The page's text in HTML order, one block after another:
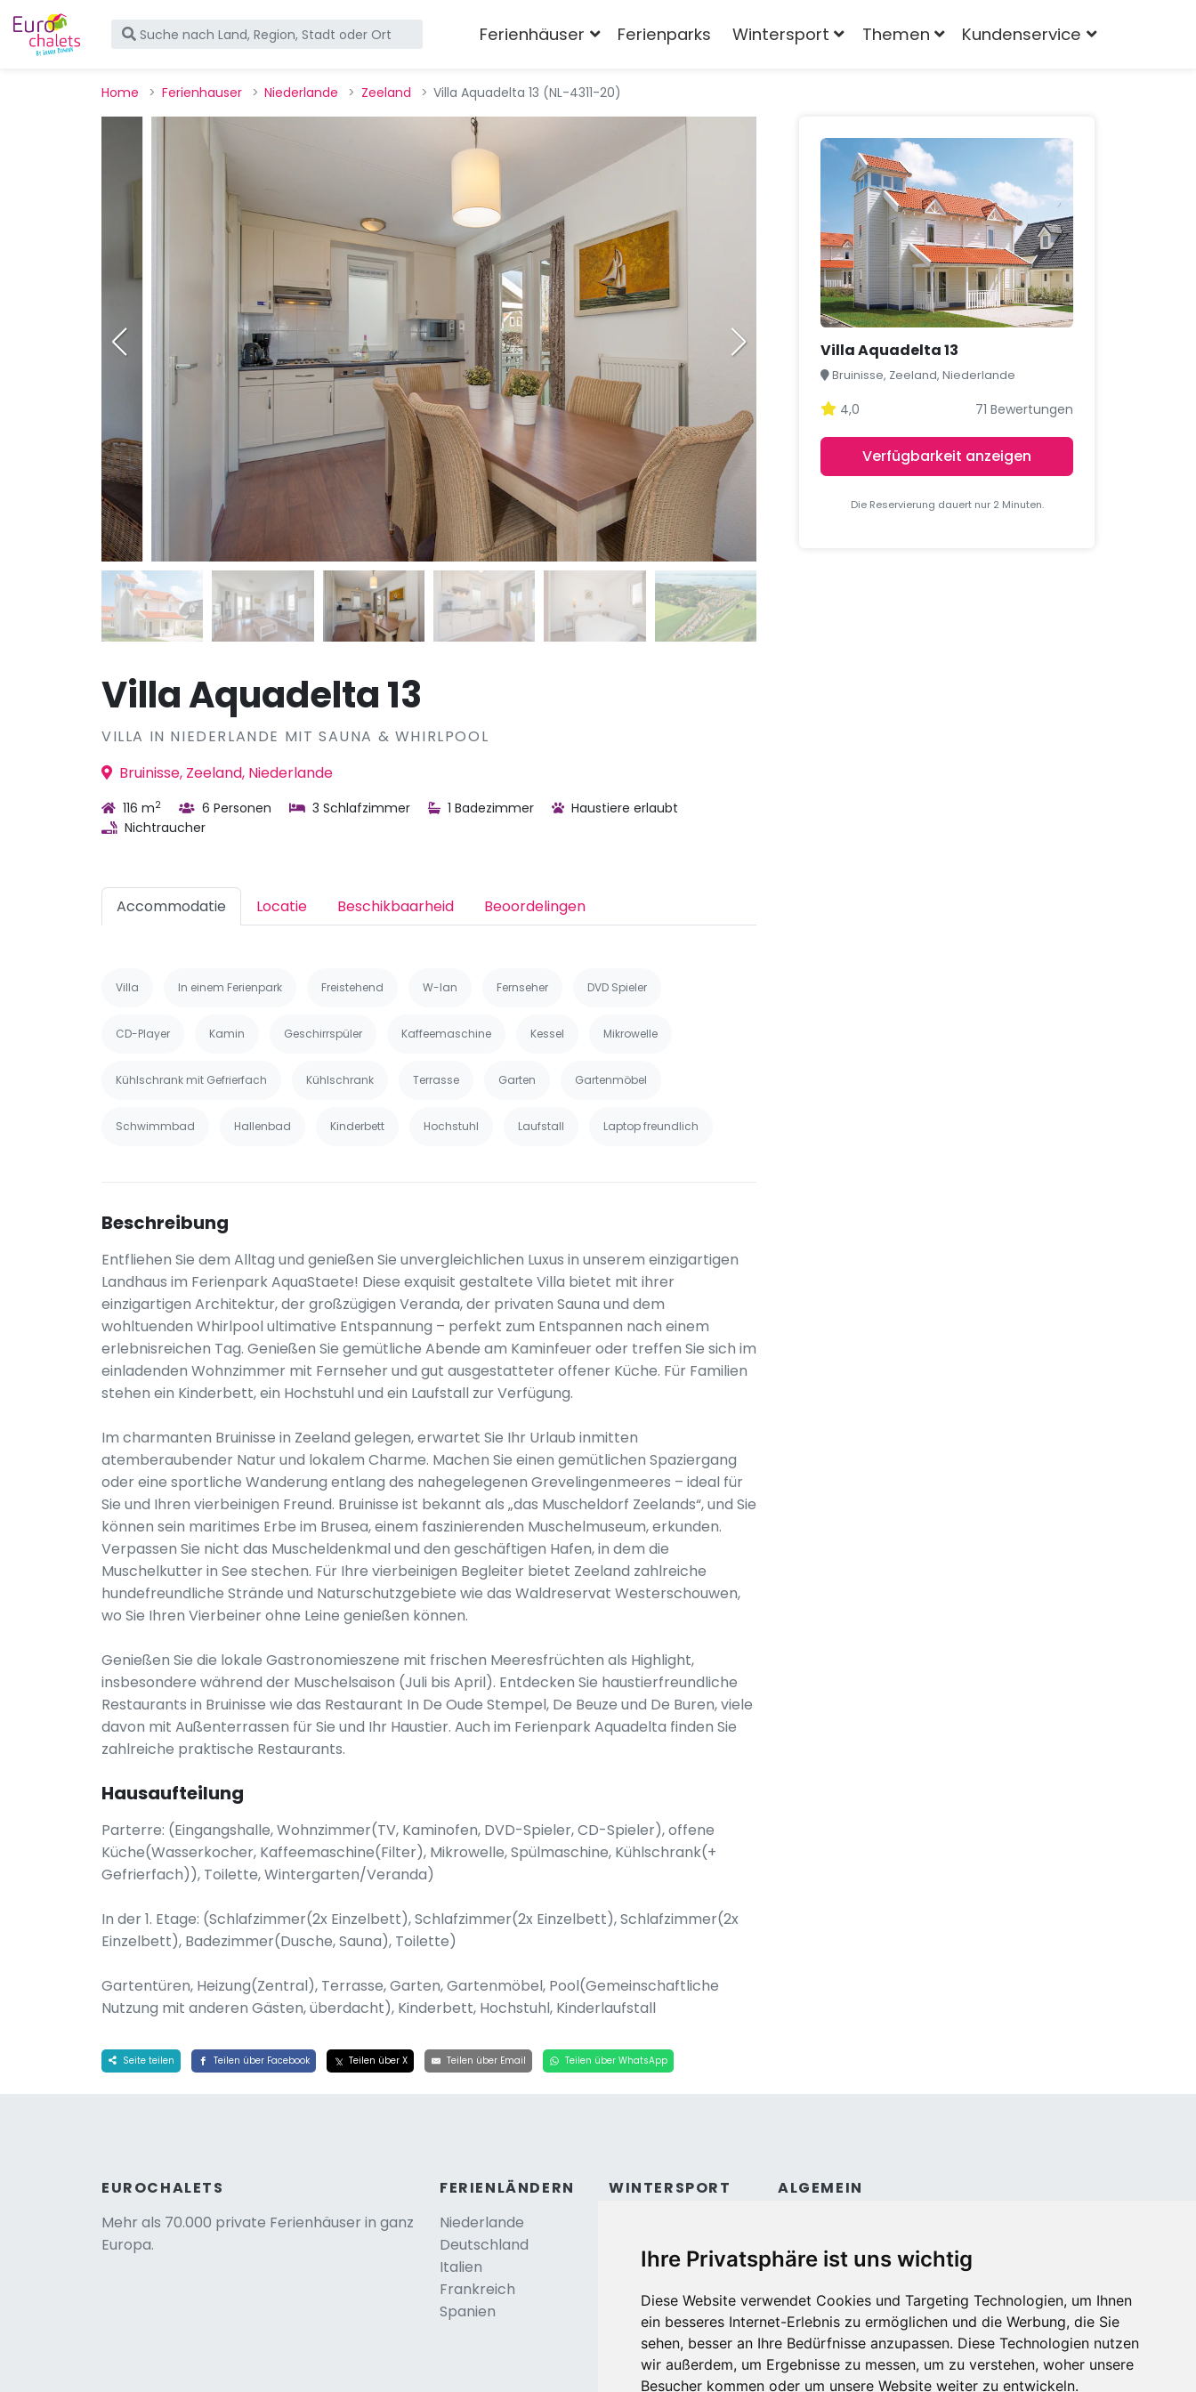
Ihre Privatsphäre ist uns wichtig
Diese Website verwendet Cookies und Targeting Technologien, um Ihnen
ein besseres Internet-Erlebnis zu ermöglichen und die Werbung, die Sie
sehen, besser an Ihre Bedürfnisse anzupassen. Diese Technologien nutzen
wir außerdem, um Ergebnisse zu messen, um zu verstehen, woher unsere
Besucher kommen oder um unsere Website weiter zu entwickeln.
Ferienhäuser Ferienparks Wintersport Themen Kundenservice
Home Ferienhauser Niederlande Zeeland Villa Aquadelta 13 (NL-4311-20)
Villa Aquadelta 13
VILLA IN NIEDERLANDE MIT SAUNA & WHIRLPOOL
Bruinisse, Zeeland, Niederlande
116 m2 6 Personen 3 Schlafzimmer 1 Badezimmer
Haustiere erlaubt
Nichtraucher
Accommodatie Locatie Beschikbaarheid Beoordelingen
Villa In einem Ferienpark Freistehend W-lan Fernseher DVD Spieler
CD-Player Kamin Geschirrspüler Kaffeemaschine Kessel Mikrowelle
Kühlschrank mit Gefrierfach Kühlschrank Terrasse Garten Gartenmöbel
Schwimmbad Hallenbad Kinderbett Hochstuhl Laufstall Laptop freundlich
Beschreibung
Entfliehen Sie dem Alltag und genießen Sie unvergleichlichen Luxus in unserem einzigartigen
Landhaus im Ferienpark AquaStaete! Diese exquisit gestaltete Villa bietet mit ihrer
einzigartigen Architektur, der großzügigen Veranda, der privaten Sauna und dem
wohltuenden Whirlpool ultimative Entspannung – perfekt zum Entspannen nach einem
erlebnisreichen Tag. Genießen Sie gemütliche Abende am Kaminfeuer oder treffen Sie sich im
einladenden Wohnzimmer mit Fernseher und gut ausgestatteter offener Küche. Für Familien
stehen ein Kinderbett, ein Hochstuhl und ein Laufstall zur Verfügung.
Im charmanten Bruinisse in Zeeland gelegen, erwartet Sie Ihr Urlaub inmitten
atemberaubender Natur und lokalem Charme. Machen Sie einen gemütlichen Spaziergang
oder eine sportliche Wanderung entlang des nahegelegenen Grevelingenmeeres – ideal für
Sie und Ihren vierbeinigen Freund. Bruinisse ist bekannt als „das Muscheldorf Zeelands“, und Sie
können sein maritimes Erbe im Brusea, einem faszinierenden Muschelmuseum, erkunden.
Verpassen Sie nicht das Muscheldenkmal und den geschäftigen Hafen, in dem die
Muschelkutter in See stechen. Für Ihre vierbeinigen Begleiter bietet Zeeland zahlreiche
hundefreundliche Strände und Naturschutzgebiete wie das Waldreservat Westerschouwen,
wo Sie Ihren Vierbeiner ohne Leine genießen können.
Genießen Sie die lokale Gastronomieszene mit frischen Meeresfrüchten als Highlight,
insbesondere während der Muschelsaison (Juli bis April). Entdecken Sie haustierfreundliche
Restaurants in Bruinisse wie das Restaurant In De Oude Stempel, De Beuze und De Buren, viele
davon mit Außenterrassen für Sie und Ihr Haustier. Auch im Ferienpark Aquadelta finden Sie
zahlreiche praktische Restaurants.
Hausaufteilung
Parterre: (Eingangshalle, Wohnzimmer(TV, Kaminofen, DVD-Spieler, CD-Spieler), offene
Küche(Wasserkocher, Kaffeemaschine(Filter), Mikrowelle, Spülmaschine, Kühlschrank(+
Gefrierfach)), Toilette, Wintergarten/Veranda)
In der 1. Etage: (Schlafzimmer(2x Einzelbett), Schlafzimmer(2x Einzelbett), Schlafzimmer(2x
Einzelbett), Badezimmer(Dusche, Sauna), Toilette)
Gartentüren, Heizung(Zentral), Terrasse, Garten, Gartenmöbel, Pool(Gemeinschaftliche
Nutzung mit anderen Gästen, überdacht), Kinderbett, Hochstuhl, Kinderlaufstall
Seite teilen Teilen über Facebook Teilen über X Teilen über Email Teilen über WhatsApp
Villa Aquadelta 13
Bruinisse, Zeeland, Niederlande
4,0 71 Bewertungen
Verfügbarkeit anzeigen
Die Reservierung dauert nur 2 Minuten.
EUROCHALETS
Mehr als 70.000 private Ferienhäuser in ganz
Europa.
FERIENLÄNDERN
Niederlande
Deutschland
Italien
Frankreich
Spanien
WINTERSPORT
Schweiz
Deutschland
ALGEMEIN
Bedingungen und konditionen